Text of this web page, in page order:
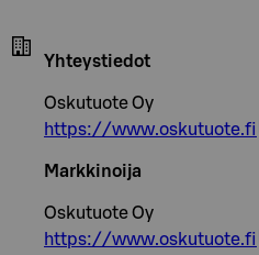
Yhteystiedot
Oskutuote Oy
https://www.oskutuote.fi
Markkinoija
Oskutuote Oy
https://www.oskutuote.fi